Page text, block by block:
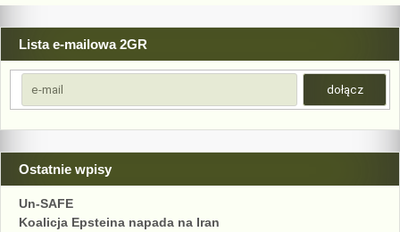
Lista e-mailowa 2GR
Ostatnie wpisy
Un-SAFE
Koalicja Epsteina napada na Iran